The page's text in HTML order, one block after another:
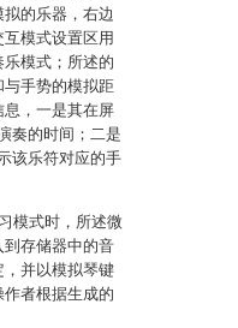
的乐器，右边
模式设置区用
模式；所述的
与手势的模拟距
，一是其在屏
奏的时间；二是
该乐符对应的手
模式时，所述微
存储器中的音
，并以模拟琴键
者根据生成的